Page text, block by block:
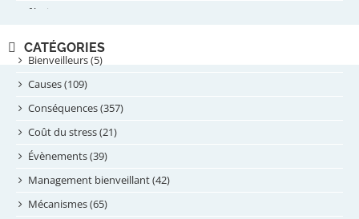
février 2025
septembre 2024
août 2024
juillet 2024
juin 2024
mai 2024
avril 2024
février 2024
CATÉGORIES
Bienveilleurs (5)
Causes (109)
Conséquences (357)
Coût du stress (21)
Évènements (39)
Management bienveillant (42)
Mécanismes (65)